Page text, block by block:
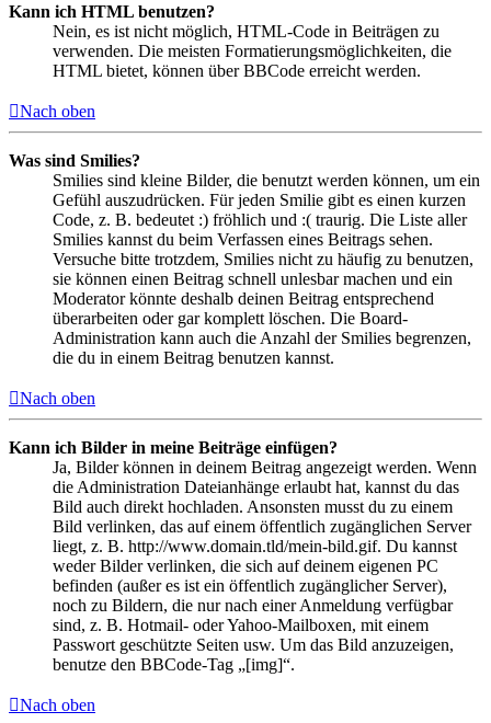
Kann ich HTML benutzen?
Nein, es ist nicht möglich, HTML-Code in Beiträgen zu
verwenden. Die meisten Formatierungsmöglichkeiten, die
HTML bietet, können über BBCode erreicht werden.
Nach oben
Was sind Smilies?
Smilies sind kleine Bilder, die benutzt werden können, um ein
Gefühl auszudrücken. Für jeden Smilie gibt es einen kurzen
Code, z. B. bedeutet :) fröhlich und :( traurig. Die Liste aller
Smilies kannst du beim Verfassen eines Beitrags sehen.
Versuche bitte trotzdem, Smilies nicht zu häufig zu benutzen,
sie können einen Beitrag schnell unlesbar machen und ein
Moderator könnte deshalb deinen Beitrag entsprechend
überarbeiten oder gar komplett löschen. Die Board-
Administration kann auch die Anzahl der Smilies begrenzen,
die du in einem Beitrag benutzen kannst.
Nach oben
Kann ich Bilder in meine Beiträge einfügen?
Ja, Bilder können in deinem Beitrag angezeigt werden. Wenn
die Administration Dateianhänge erlaubt hat, kannst du das
Bild auch direkt hochladen. Ansonsten musst du zu einem
Bild verlinken, das auf einem öffentlich zugänglichen Server
liegt, z. B. http://www.domain.tld/mein-bild.gif. Du kannst
weder Bilder verlinken, die sich auf deinem eigenen PC
befinden (außer es ist ein öffentlich zugänglicher Server),
noch zu Bildern, die nur nach einer Anmeldung verfügbar
sind, z. B. Hotmail- oder Yahoo-Mailboxen, mit einem
Passwort geschützte Seiten usw. Um das Bild anzuzeigen,
benutze den BBCode-Tag „[img]“.
Nach oben